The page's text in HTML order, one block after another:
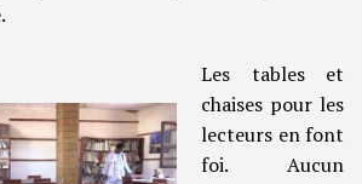
Les tables et
chaises pour les
lecteurs en font
foi. Aucun